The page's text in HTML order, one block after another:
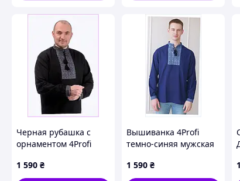
Як придбати Товар в
Зробіть замовлення Очікуйте дзвінка
Чому варто купувати
Черная рубашка с
орнаментом 4Profi
TP86139B26
1 590 ₴
Вышиванка 4Profi
темно-синяя мужская
1 590 ₴